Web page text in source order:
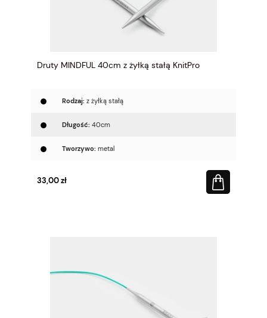
Druty MINDFUL 40cm z żyłką stałą KnitPro
Rodzaj: z żyłką stałą
Długość: 40cm
Tworzywo: metal
33,00 zł